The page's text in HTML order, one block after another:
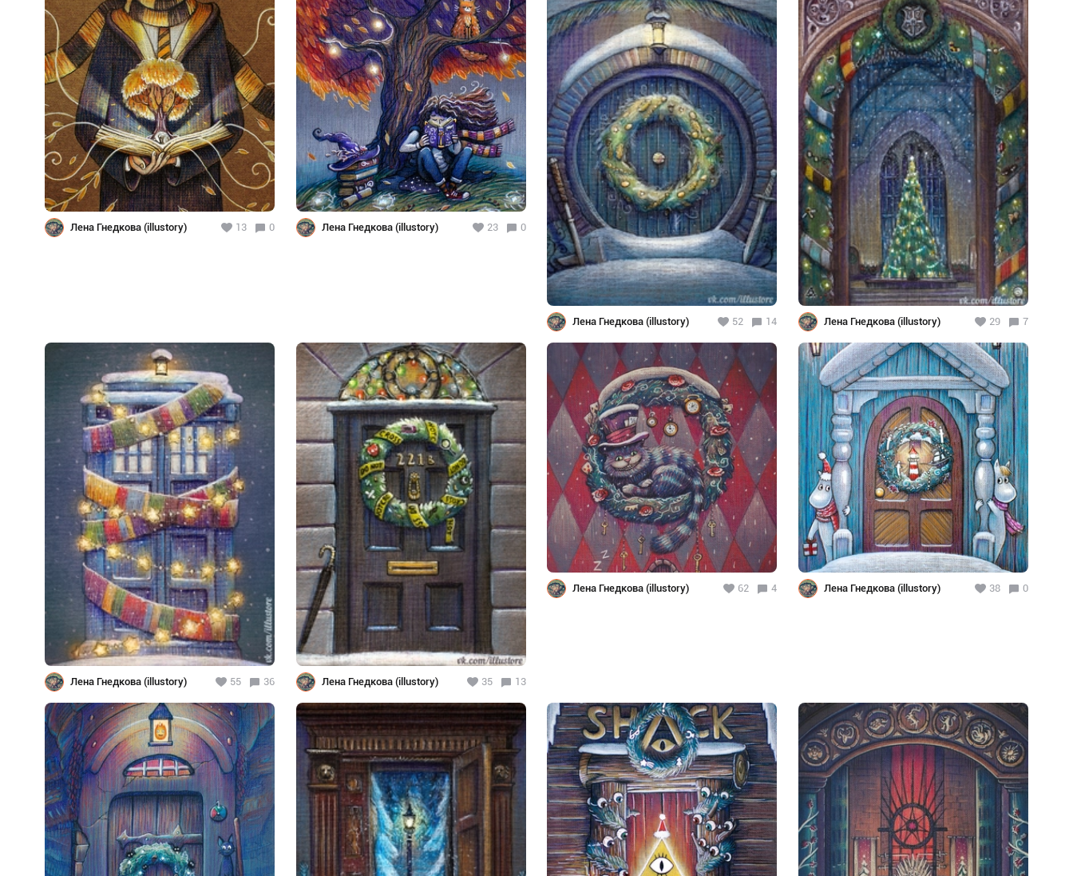
Лена Гнедкова (illustory) 13 0 Лена Гнедкова (illustory) 23 0
Лена Гнедкова (illustory) 52 14 Лена Гнедкова (illustory) 29 7
Лена Гнедкова (illustory) 55 36 Лена Гнедкова (illustory) 35 13
Лена Гнедкова (illustory) 62 4 Лена Гнедкова (illustory) 38 0